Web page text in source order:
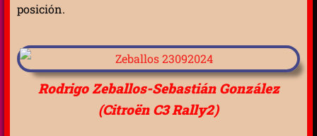
posición.
Rodrigo Zeballos-Sebastián González
(Citroën C3 Rally2)